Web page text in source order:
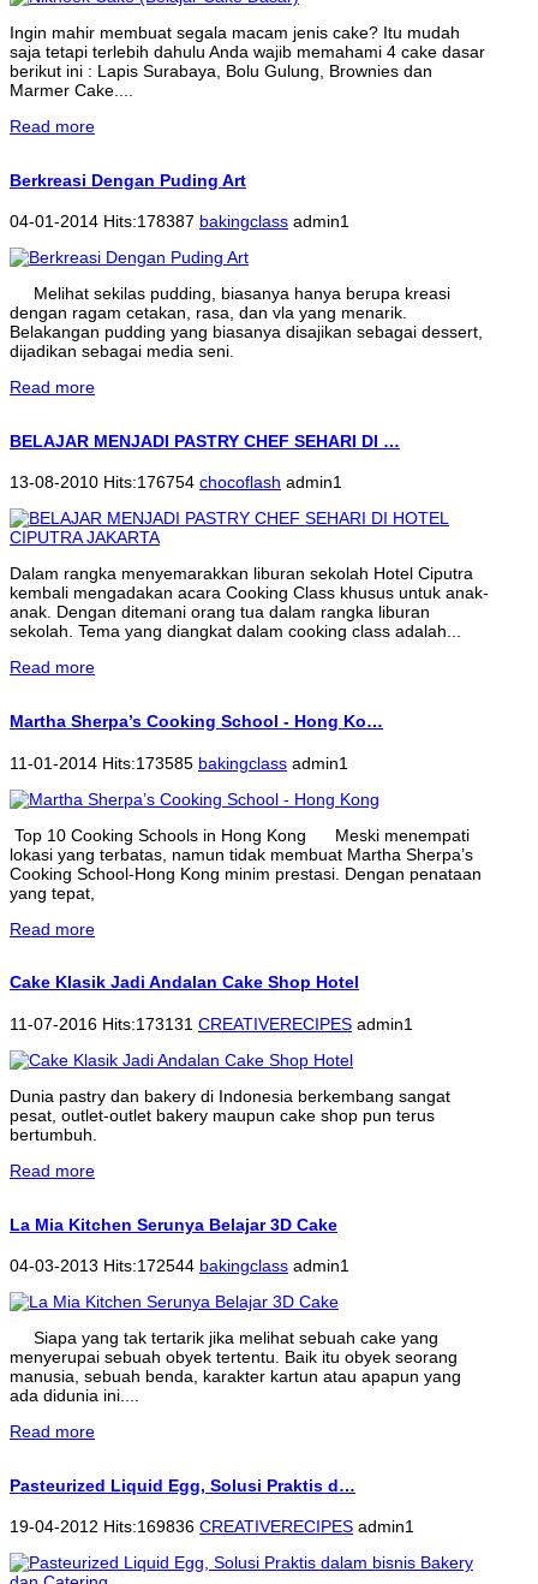
Ingin mahir membuat segala macam jenis cake? Itu mudah
saja tetapi terlebih dahulu Anda wajib memahami 4 cake dasar
berikut ini : Lapis Surabaya, Bolu Gulung, Brownies dan
Marmer Cake....
Read more
Berkreasi Dengan Puding Art
04-01-2014 Hits:178387 bakingclass admin1
Melihat sekilas pudding, biasanya hanya berupa kreasi
dengan ragam cetakan, rasa, dan vla yang menarik.
Belakangan pudding yang biasanya disajikan sebagai dessert,
dijadikan sebagai media seni.
Read more
BELAJAR MENJADI PASTRY CHEF SEHARI DI …
13-08-2010 Hits:176754 chocoflash admin1
Dalam rangka menyemarakkan liburan sekolah Hotel Ciputra
kembali mengadakan acara Cooking Class khusus untuk anak-
anak. Dengan ditemani orang tua dalam rangka liburan
sekolah. Tema yang diangkat dalam cooking class adalah...
Read more
Martha Sherpa’s Cooking School - Hong Ko…
11-01-2014 Hits:173585 bakingclass admin1
Top 10 Cooking Schools in Hong Kong Meski menempati
lokasi yang terbatas, namun tidak membuat Martha Sherpa’s
Cooking School-Hong Kong minim prestasi. Dengan penataan
yang tepat,
Read more
Cake Klasik Jadi Andalan Cake Shop Hotel
11-07-2016 Hits:173131 CREATIVERECIPES admin1
Dunia pastry dan bakery di Indonesia berkembang sangat
pesat, outlet-outlet bakery maupun cake shop pun terus
bertumbuh.
Read more
La Mia Kitchen Serunya Belajar 3D Cake
04-03-2013 Hits:172544 bakingclass admin1
Siapa yang tak tertarik jika melihat sebuah cake yang
menyerupai sebuah obyek tertentu. Baik itu obyek seorang
manusia, sebuah benda, karakter kartun atau apapun yang
ada didunia ini....
Read more
Pasteurized Liquid Egg, Solusi Praktis d…
19-04-2012 Hits:169836 CREATIVERECIPES admin1